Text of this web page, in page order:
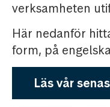
verksamheten
Här nedanför
form, på
Läs vår